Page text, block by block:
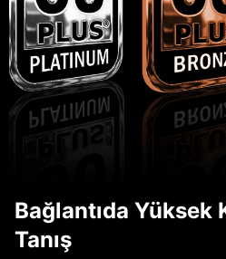
Bağlantıda Yüksek
Tanış